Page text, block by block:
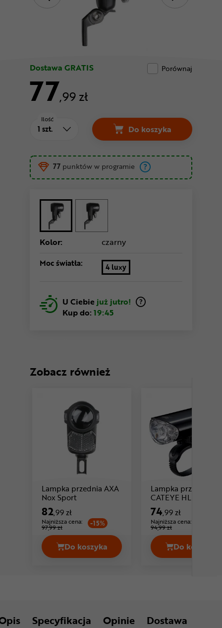
Dostawa GRATIS Porównaj
77,99 zł
Ilość
Do koszyka
Lampka przednia
77 punktów w programie
Kolor: czarny
Moc światła: 4 luxy
U Ciebie już jutro!
Kup do: 19:45
Zobacz również
Lampka przednia AXA
Nox Sport
82,99 zł
Najniższa cena:
97,99 zł -15%
Do koszyka
Lampka przednia AXA Nox Sport
Lampka przednia
CATEYE HL-EL160
74,99 zł
Najniższa cena:
94,99 zł
Do koszyka
Lampka
Specyfikacja Opinie Dostawa